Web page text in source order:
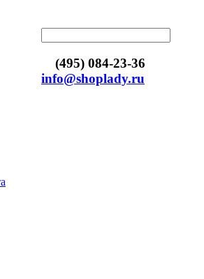
(495) 084-23-36
info@shoplady.ru